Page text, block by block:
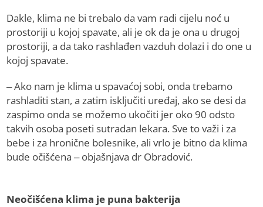
Dakle, klima ne bi trebalo da vam radi cijelu noć u
prostoriji u kojoj spavate, ali je ok da je ona u drugoj
prostoriji, a da tako rashlađen vazduh dolazi i do one u
kojoj spavate.
– Ako nam je klima u spavaćoj sobi, onda trebamo
rashladiti stan, a zatim isključiti uređaj, ako se desi da
zaspimo onda se možemo ukočiti jer oko 90 odsto
takvih osoba poseti sutradan lekara. Sve to važi i za
bebe i za hronične bolesnike, ali vrlo je bitno da klima
bude očišćena – objašnjava dr Obradović.
Neočišćena klima je puna bakterija